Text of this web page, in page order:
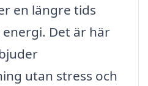
en längre tids
Det är här
utan stress och